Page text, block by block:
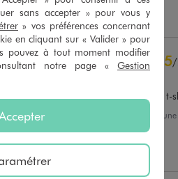
Utile(0) Signaler
5/
Reste un peu cher pour un t-
, suite à
sans accepter » pour vous y
» vos préférences concernant
en cliquant sur « Valider » pour
pouvez à tout moment modifier
notre page « Gestion